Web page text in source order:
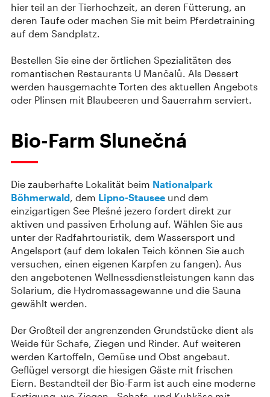
hier teil an der Tierhochzeit, an deren Fütterung, an
deren Taufe oder machen Sie mit beim Pferdetraining
auf dem Sandplatz.
Bestellen Sie eine der örtlichen Spezialitäten des
romantischen Restaurants U Mančalů. Als Dessert
werden hausgemachte Torten des aktuellen Angebots
oder Plinsen mit Blaubeeren und Sauerrahm serviert.
Bio-Farm Slunečná
Die zauberhafte Lokalität beim Nationalpark
Böhmerwald, dem Lipno-Stausee und dem
einzigartigen See Plešné jezero fordert direkt zur
aktiven und passiven Erholung auf. Wählen Sie aus
unter der Radfahrtouristik, dem Wassersport und
Angelsport (auf dem lokalen Teich können Sie auch
versuchen, einen eigenen Karpfen zu fangen). Aus
den angebotenen Wellnessdienstleistungen kann das
Solarium, die Hydromassagewanne und die Sauna
gewählt werden.
Der Großteil der angrenzenden Grundstücke dient als
Weide für Schafe, Ziegen und Rinder. Auf weiteren
werden Kartoffeln, Gemüse und Obst angebaut.
Geflügel versorgt die hiesigen Gäste mit frischen
Eiern. Bestandteil der Bio-Farm ist auch eine moderne